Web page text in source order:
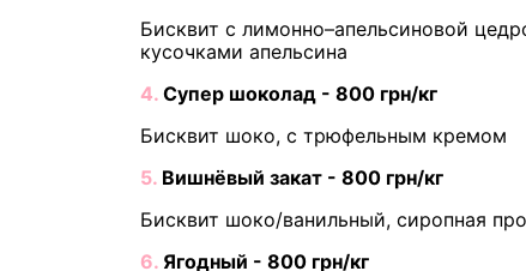
Бисквит с лимонно–апельсиновой
кусочками апельсина
4. Супер шоколад - 800 грн/кг
Бисквит шоко, с трюфельным кремом
5. Вишнёвый закат - 800 грн/кг
Бисквит шоко/ванильный, сиропная
6. Ягодный - 800 грн/кг